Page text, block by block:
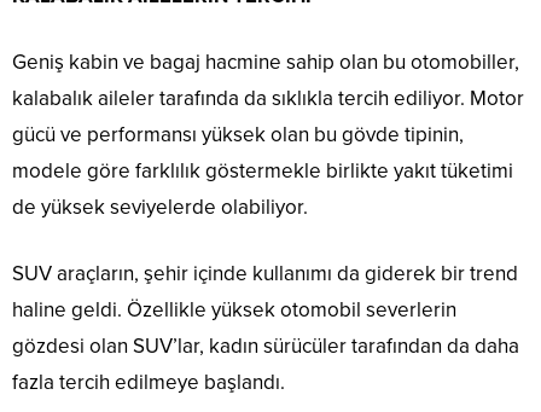
Geniş kabin ve bagaj hacmine sahip olan bu otomobiller,
kalabalık aileler tarafında da sıklıkla tercih ediliyor. Motor
gücü ve performansı yüksek olan bu gövde tipinin,
modele göre farklılık göstermekle birlikte yakıt tüketimi
de yüksek seviyelerde olabiliyor.
SUV araçların, şehir içinde kullanımı da giderek bir trend
haline geldi. Özellikle yüksek otomobil severlerin
gözdesi olan SUV’lar, kadın sürücüler tarafından da daha
fazla tercih edilmeye başlandı.